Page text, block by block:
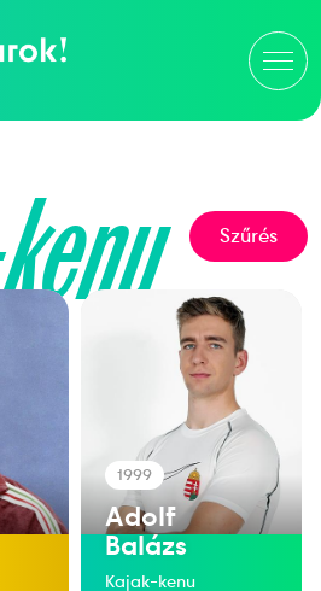
Szűrés
1999
Adolf
Balázs
Kajak-kenu